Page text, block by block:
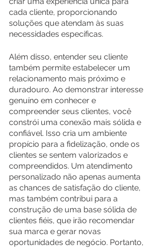
cada cliente, proporcionando
soluções que atendam às suas
necessidades específicas.
Além disso, entender seu cliente
também permite estabelecer um
relacionamento mais próximo e
duradouro. Ao demonstrar interesse
genuíno em conhecer e
compreender seus clientes, você
constrói uma conexão mais sólida e
confiável. Isso cria um ambiente
propício para a fidelização, onde os
clientes se sentem valorizados e
compreendidos. Um atendimento
personalizado não apenas aumenta
as chances de satisfação do cliente,
mas também contribui para a
construção de uma base sólida de
clientes fiéis, que irão recomendar
sua marca e gerar novas
oportunidades de negócio. Portanto,